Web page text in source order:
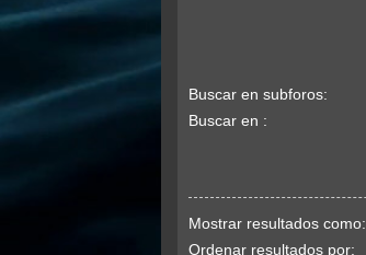
Buscar en subforos:
Buscar en :
Mostrar resultados como:
Ordenar resultados por: